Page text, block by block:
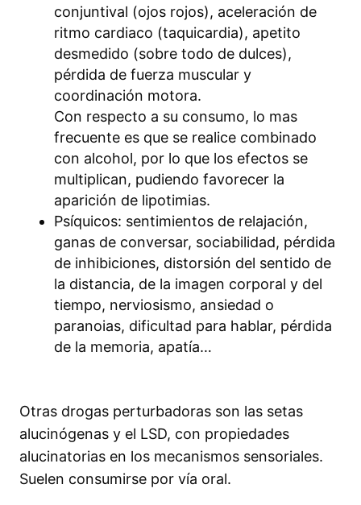
conjuntival (ojos rojos), aceleración de
ritmo cardiaco (taquicardia), apetito
desmedido (sobre todo de dulces),
pérdida de fuerza muscular y
coordinación motora.
Con respecto a su consumo, lo mas
frecuente es que se realice combinado
con alcohol, por lo que los efectos se
multiplican, pudiendo favorecer la
aparición de lipotimias.
Psíquicos: sentimientos de relajación,
ganas de conversar, sociabilidad, pérdida
de inhibiciones, distorsión del sentido de
la distancia, de la imagen corporal y del
tiempo, nerviosismo, ansiedad o
paranoias, dificultad para hablar, pérdida
de la memoria, apatía…
Otras drogas perturbadoras son las setas
alucinógenas y el LSD, con propiedades
alucinatorias en los mecanismos sensoriales.
Suelen consumirse por vía oral.